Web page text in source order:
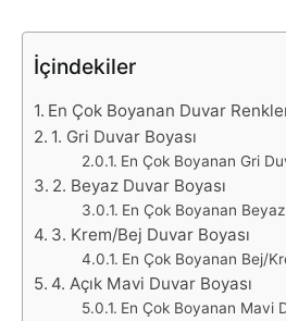
İçindekiler
En Çok Boyanan Duvar
1. Gri Duvar Boyası
En Çok Boyanan Gri
2. Beyaz Duvar Boyası
En Çok Boyanan
3. Krem/Bej Duvar Boyası
En Çok Boyanan Bej/
4. Açık Mavi Duvar Boyası
En Çok Boyanan Mavi